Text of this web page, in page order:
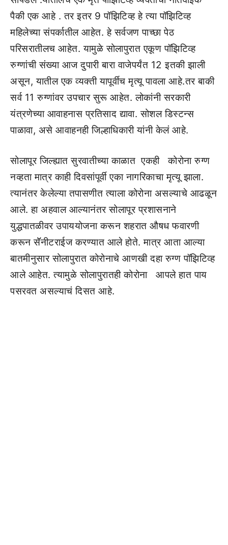
पैकी एक आहे . तर इतर 9 पॉझिटिव्ह हे त्या पॉझिटिव्ह
महिलेच्या संपर्कातील आहेत. हे सर्वजण पाच्छा पेठ
परिसरातीलच आहेत. यामुळे सोलापुरात एकूण पॉझिटिव्ह
रुग्णांची संख्या आज दुपारी बारा वाजेपर्यंत 12 इतकी झाली
असून, यातील एक व्यक्ती यापूर्वीच मृत्यू पावला आहे.तर बाकी
सर्व 11 रुग्णांवर उपचार सुरू आहेत. लोकांनी सरकारी
यंत्रणेच्या आवाहनास प्रतिसाद द्यावा. सोशल डिस्टन्स
पाळावा, असे आवाहनही जिल्हाधिकारी यांनी केलं आहे.
सोलापूर जिल्ह्यात सुरवातीच्या काळात एकही कोरोना रुग्ण
नव्हता मात्र काही दिवसांपूर्वी एका नागरिकाचा मृत्यू झाला.
त्यानंतर केलेल्या तपासणीत त्याला कोरोना असल्याचे आढळून
आले. हा अहवाल आल्यानंतर सोलापूर प्रशासनाने
युद्धपातळीवर उपाययोजना करून शहरात औषध फवारणी
करून सॅॅनीटराईज करण्यात आले होते. मात्र आता आल्या
बातमीनुसार सोलापुरात कोरोनाचे आणखी दहा रुग्ण पॉझिटिव्ह
आले आहेत. त्यामुळे सोलापुरातही कोरोना आपले हात पाय
पसरवत असल्याचं दिसत आहे.